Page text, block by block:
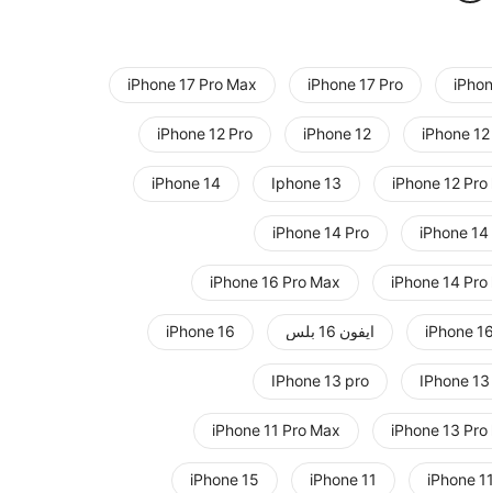
iPhone 17 Pro
iPhone 17 Pro Max
iPhone
iPhone 12
iPhone 12 Pro
iPhone 12 Pro
Iphone 13
iPhone 14
iPhone 14
iPhone 14 Pro
iPhone 14 Pro
iPhone 16 Pro Max
iPhone ايفون 16 بلس iPhone 16
IPhone
IPhone 13 pro
iPhone 13 Pro
iPhone 11 Pro Max
iPhone
iPhone 11
iPhone 15